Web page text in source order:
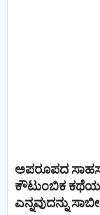
ಅಪರೂಪದ
ಕೌಟುಂಬಿಕ
ಎನ್ನವುದನ್ನು